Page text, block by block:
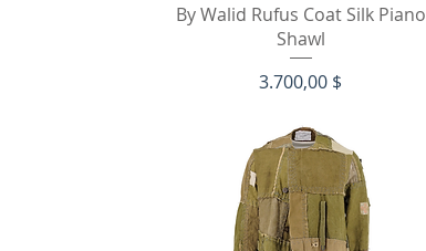
Schnellansicht
By Walid Rufus Coat Silk Piano
Shawl
Preis
3.700,00 $